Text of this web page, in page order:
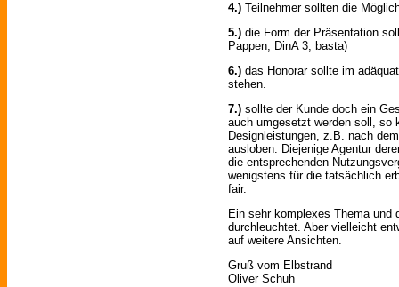
4.) Teilnehmer sollten die
5.) die Form der Präsentation
Pappen, DinA 3, basta)
6.) das Honorar sollte im
stehen.
7.) sollte der Kunde doch ein
auch umgesetzt werden soll, so
Designleistungen, z.B. nach
ausloben. Diejenige Agentur
die entsprechenden
wenigstens für die tatsächlich
fair.
Ein sehr komplexes Thema und
durchleuchtet. Aber vielleicht
auf weitere Ansichten.
Gruß vom Elbstrand
Oliver Schuh